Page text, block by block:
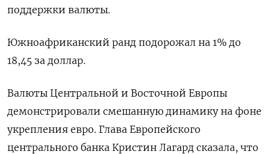
поддержки валюты.
Южноафриканский ранд подорожал на 1% до
18,45 за доллар.
Валюты Центральной и Восточной Европы
демонстрировали смешанную динамику на фоне
укрепления евро. Глава Европейского
центрального банка Кристин Лагард сказала, что